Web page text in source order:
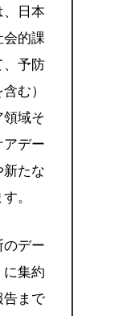
、日本
会的課
、予防
む）
領域そ
アデー
新たな
。
のデー
に集約
告まで